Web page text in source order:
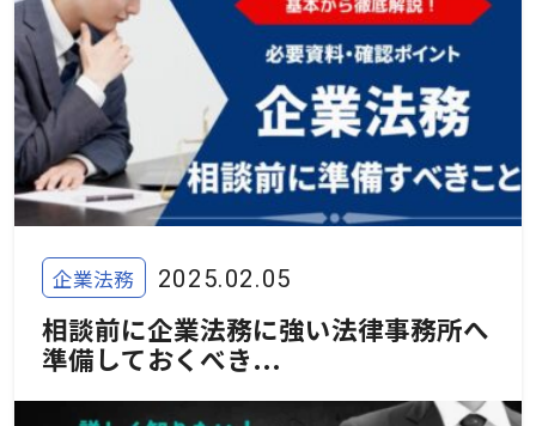
企業法務 2025.02.05
相談前に企業法務に強い法律事務所へ
準備しておくべき...